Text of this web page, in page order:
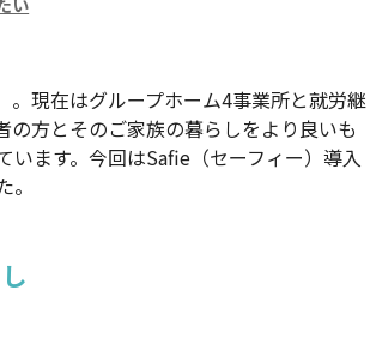
現在はグループホーム4事業所と就労継
方とそのご家族の暮らしをより良いも
ます。今回はSafie（セーフィー）導入